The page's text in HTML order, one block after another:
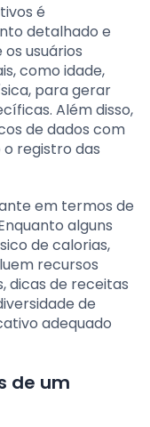
é
detalhado e
usuários
como idade,
para gerar
Além disso,
de dados com
registro das
em termos de
alguns
de calorias,
recursos
dicas de receitas
de
adequado
de um